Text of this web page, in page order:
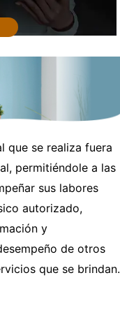
que se realiza fuera
permitiéndole a las
sus labores
autorizado,
y
de otros
que se brindan.